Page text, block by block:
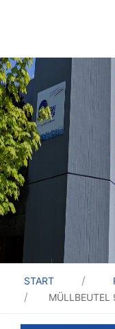
START
MÜLLBEUTEL